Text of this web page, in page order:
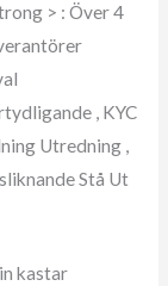
> : Över 4
, KYC
Utredning ,
Stå Ut
kastar